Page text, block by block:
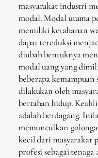
masyarakat industri
modal. Modal utama
memiliki ketahanan
dapat tereduksi
diubah bentuknya
modal uang yang
beberapa kemampuan
dilakukan oleh
bertahan hidup.
adalah berdagang.
memunculkan
kecil dari masyarakat
profesi sebagai